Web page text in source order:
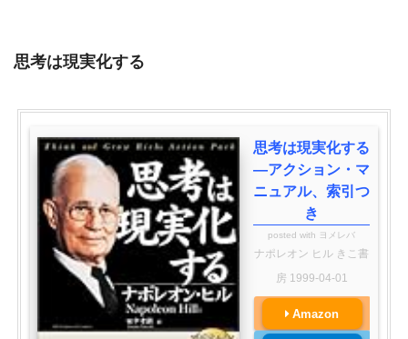
思考は現実化する
思考は現実化する
―アクション・マ
ニュアル、索引つ
き
posted with ヨメレバ
ナポレオン ヒル きこ書
房 1999-04-01
Amazon